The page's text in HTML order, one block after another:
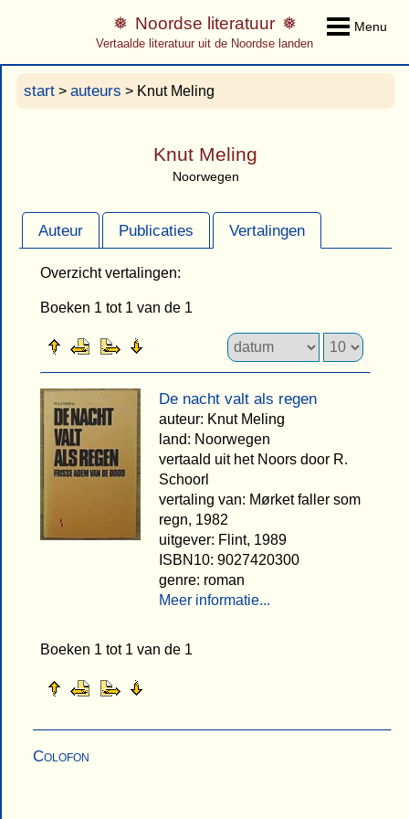
Menu
Noordse literatuur
Vertaalde literatuur uit de Noordse landen
start > auteurs > Knut Meling
Knut Meling
Noorwegen
Auteur Publicaties Vertalingen
Overzicht vertalingen:
Boeken 1 tot 1 van de 1
De nacht valt als regen
auteur: Knut Meling
land: Noorwegen
vertaald uit het Noors door R.
Schoorl
vertaling van: Mørket faller som
regn, 1982
uitgever: Flint, 1989
ISBN10: 9027420300
genre: roman
Meer informatie...
Boeken 1 tot 1 van de 1
Colofon